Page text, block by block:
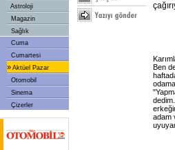
Astroloji
Magazin
Sağlık
Cuma
Cumartesi
» Aktüel Pazar
Otomobil
Sinema
Çizerler
Ben
adam